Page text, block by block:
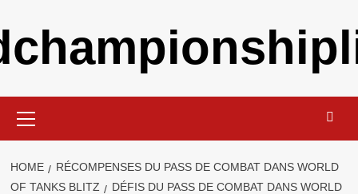
to
content
Menu
HOME
RÉCOMPENSES DU PASS DE COMBAT DANS WORLD
OF TANKS BLITZ
DÉFIS DU PASS DE COMBAT DANS WORLD